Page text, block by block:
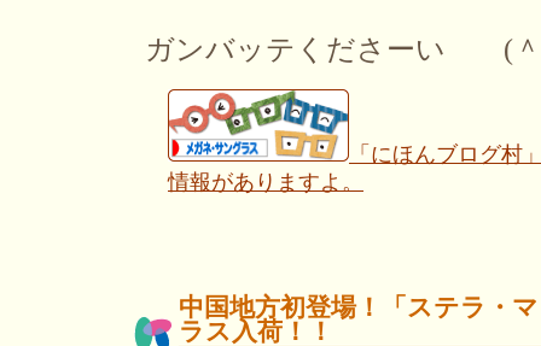
ガンバッテくださーい (
「にほんブログ村
情報がありますよ。
中国地方初登場！「ステラ・
ラス入荷！！